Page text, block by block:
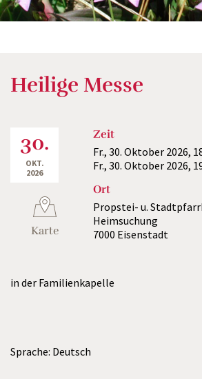
Heilige Messe
30.
OKT.
2026
Karte
Zeit
Fr., 30. Oktober 2026,
Fr., 30. Oktober 2026,
Ort
Propstei- u.
Heimsuchung
7000 Eisenstadt
in der Familienkapelle
Sprache: Deutsch